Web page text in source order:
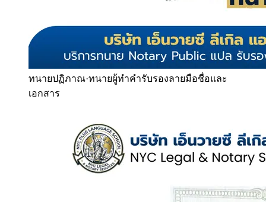
ทนายปฏิภาณ·ทนายผู้ทำคำรับรองลายมือชื่อและ
เอกสาร